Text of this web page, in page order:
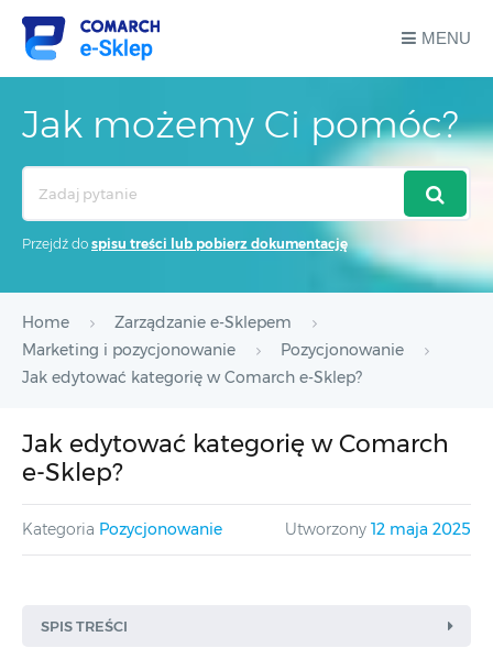
MENU
Jak możemy Ci pomóc?
Przejdź do spisu treści lub pobierz dokumentację
Home
Zarządzanie e-Sklepem
Marketing i pozycjonowanie
Pozycjonowanie
Jak edytować kategorię w Comarch e-Sklep?
Jak edytować kategorię w Comarch
e-Sklep?
Kategoria Pozycjonowanie Utworzony 12 maja 2025
SPIS TREŚCI